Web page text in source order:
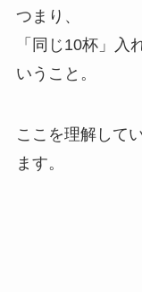
つまり、
「同じ10杯」入
いうこと。
ここを理解して
ます。